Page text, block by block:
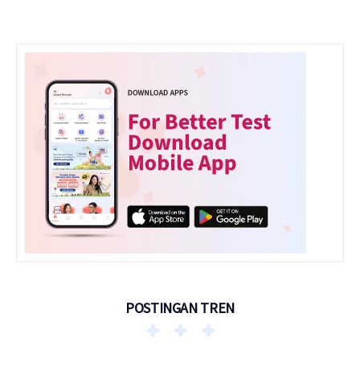
POSTINGAN TREN